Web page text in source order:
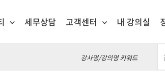
세무상담 고객센터 내 강의실
강사명/강의명키워드